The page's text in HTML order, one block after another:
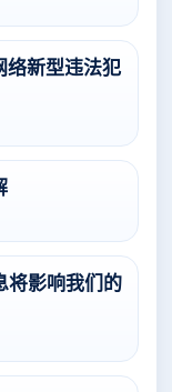
络新型违法犯
将影响我们的